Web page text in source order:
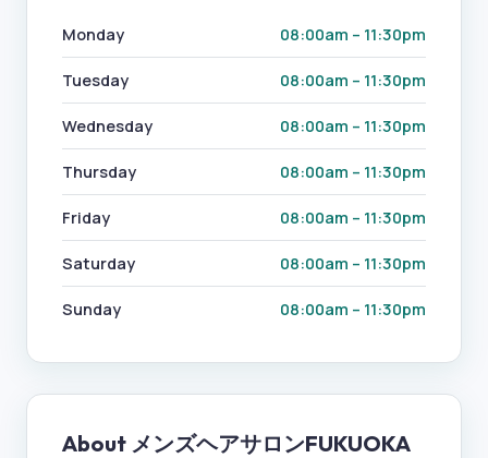
Monday 08:00am – 11:30pm
Tuesday 08:00am – 11:30pm
Wednesday 08:00am – 11:30pm
Thursday 08:00am – 11:30pm
Friday 08:00am – 11:30pm
Saturday 08:00am – 11:30pm
Sunday 08:00am – 11:30pm
About メンズヘアサロンFUKUOKA